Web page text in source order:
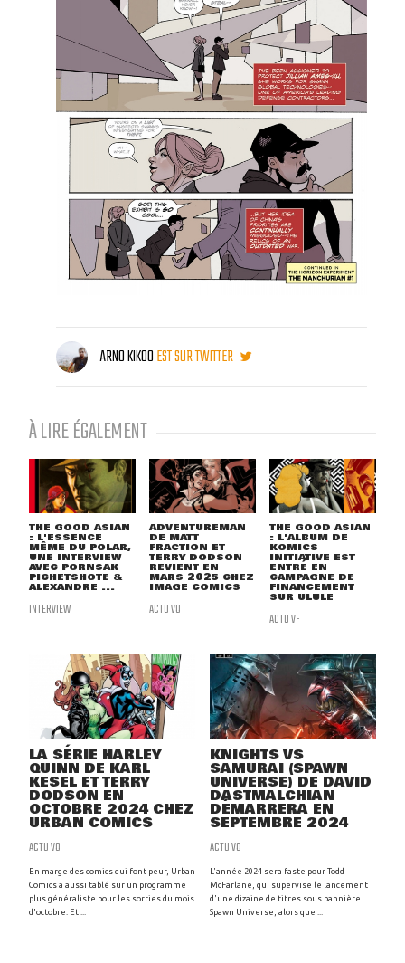
ARNO KIKOOEST SUR TWITTER
À LIRE ÉGALEMENT
THE GOOD ASIAN
: L'ESSENCE
MÊME DU POLAR,
UNE INTERVIEW
AVEC PORNSAK
PICHETSHOTE &
ALEXANDRE ...
INTERVIEW
ADVENTUREMAN
DE MATT
FRACTION ET
TERRY DODSON
REVIENT EN
MARS 2025 CHEZ
IMAGE COMICS
ACTU VO
THE GOOD ASIAN
: L'ALBUM DE
KOMICS
INITIATIVE EST
ENTRÉ EN
CAMPAGNE DE
FINANCEMENT
SUR ULULE
ACTU VF
LA SÉRIE HARLEY
QUINN DE KARL
KESEL ET TERRY
DODSON EN
OCTOBRE 2024 CHEZ
URBAN COMICS
ACTU VO
En marge des comics qui font peur, Urban
Comics a aussi tablé sur un programme
plus généraliste pour les sorties du mois
d'octobre. Et ...
KNIGHTS VS
SAMURAI (SPAWN
UNIVERSE) DE DAVID
DASTMALCHIAN
DÉMARRERA EN
SEPTEMBRE 2024
ACTU VO
L'année 2024 sera faste pour Todd
McFarlane, qui supervise le lancement
d'une dizaine de titres sous bannière
Spawn Universe, alors que ...